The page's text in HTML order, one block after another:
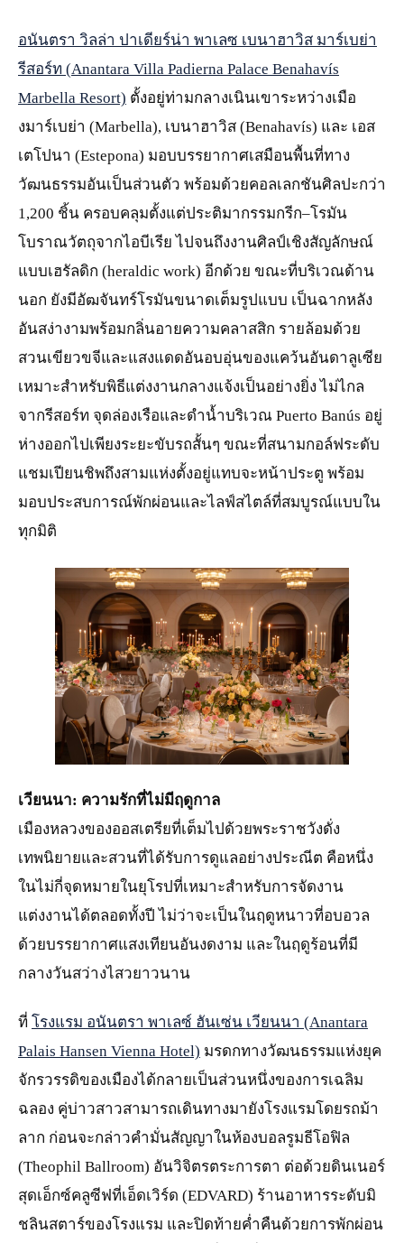
อนันตรา วิลล่า ปาเดียร์น่า พาเลซ เบนาฮาวิส มาร์เบย่า
รีสอร์ท (Anantara Villa Padierna Palace Benahavís
Marbella Resort) ตั้งอยู่ท่ามกลางเนินเขาระหว่างเมือ
งมาร์เบย่า (Marbella), เบนาฮาวิส (Benahavís) และ เอส
เตโปนา (Estepona) มอบบรรยากาศเสมือนพื้นที่ทาง
วัฒนธรรมอันเป็นส่วนตัว พร้อมด้วยคอลเลกชันศิลปะกว่า
1,200 ชิ้น ครอบคลุมตั้งแต่ประติมากรรมกรีก–โรมัน
โบราณวัตถุจากไอบีเรีย ไปจนถึงงานศิลป์เชิงสัญลักษณ์
แบบเฮรัลดิก (heraldic work) อีกด้วย ขณะที่บริเวณด้าน
นอก ยังมีอัฒจันทร์โรมันขนาดเต็มรูปแบบ เป็นฉากหลัง
อันสง่างามพร้อมกลิ่นอายความคลาสสิก รายล้อมด้วย
สวนเขียวขจีและแสงแดดอันอบอุ่นของแคว้นอันดาลูเซีย
เหมาะสำหรับพิธีแต่งงานกลางแจ้งเป็นอย่างยิ่ง ไม่ไกล
จากรีสอร์ท จุดล่องเรือและดำน้ำบริเวณ Puerto Banús อยู่
ห่างออกไปเพียงระยะขับรถสั้นๆ ขณะที่สนามกอล์ฟระดับ
แชมเปียนชิพถึงสามแห่งตั้งอยู่แทบจะหน้าประตู พร้อม
มอบประสบการณ์พักผ่อนและไลฟ์สไตล์ที่สมบูรณ์แบบใน
ทุกมิติ
JPG
เวียนนา: ความรักที่ไม่มีฤดูกาล
เมืองหลวงของออสเตรียที่เต็มไปด้วยพระราชวังดั่ง
เทพนิยายและสวนที่ได้รับการดูแลอย่างประณีต คือหนึ่ง
ในไม่กี่จุดหมายในยุโรปที่เหมาะสำหรับการจัดงาน
แต่งงานได้ตลอดทั้งปี ไม่ว่าจะเป็นในฤดูหนาวที่อบอวล
ด้วยบรรยากาศแสงเทียนอันงดงาม และในฤดูร้อนที่มี
กลางวันสว่างไสวยาวนาน
ที่ โรงแรม อนันตรา พาเลซ์ ฮันเซ่น เวียนนา (Anantara
Palais Hansen Vienna Hotel) มรดกทางวัฒนธรรมแห่งยุค
จักรวรรดิของเมืองได้กลายเป็นส่วนหนึ่งของการเฉลิม
ฉลอง คู่บ่าวสาวสามารถเดินทางมายังโรงแรมโดยรถม้า
ลาก ก่อนจะกล่าวคำมั่นสัญญาในห้องบอลรูมธีโอฟิล
(Theophil Ballroom) อันวิจิตรตระการตา ต่อด้วยดินเนอร์
สุดเอ็กซ์คลูซีฟที่เอ็ดเวิร์ด (EDVARD) ร้านอาหารระดับมิ
ชลินสตาร์ของโรงแรม และปิดท้ายค่ำคืนด้วยการพักผ่อน